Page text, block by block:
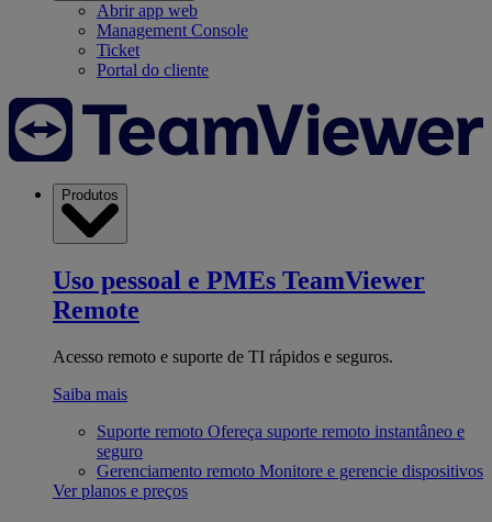
Abrir app web
Management Console
Ticket
Portal do cliente
Produtos
Uso pessoal e PMEs TeamViewer
Remote
Acesso remoto e suporte de TI rápidos e seguros.
Saiba mais
Suporte remoto Ofereça suporte remoto instantâneo e
seguro
Gerenciamento remoto Monitore e gerencie dispositivos
Ver planos e preços